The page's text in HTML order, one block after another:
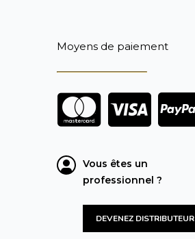
Moyens de paiement
Vous êtes un
professionnel ?
DEVENEZ DISTRIBUTEUR